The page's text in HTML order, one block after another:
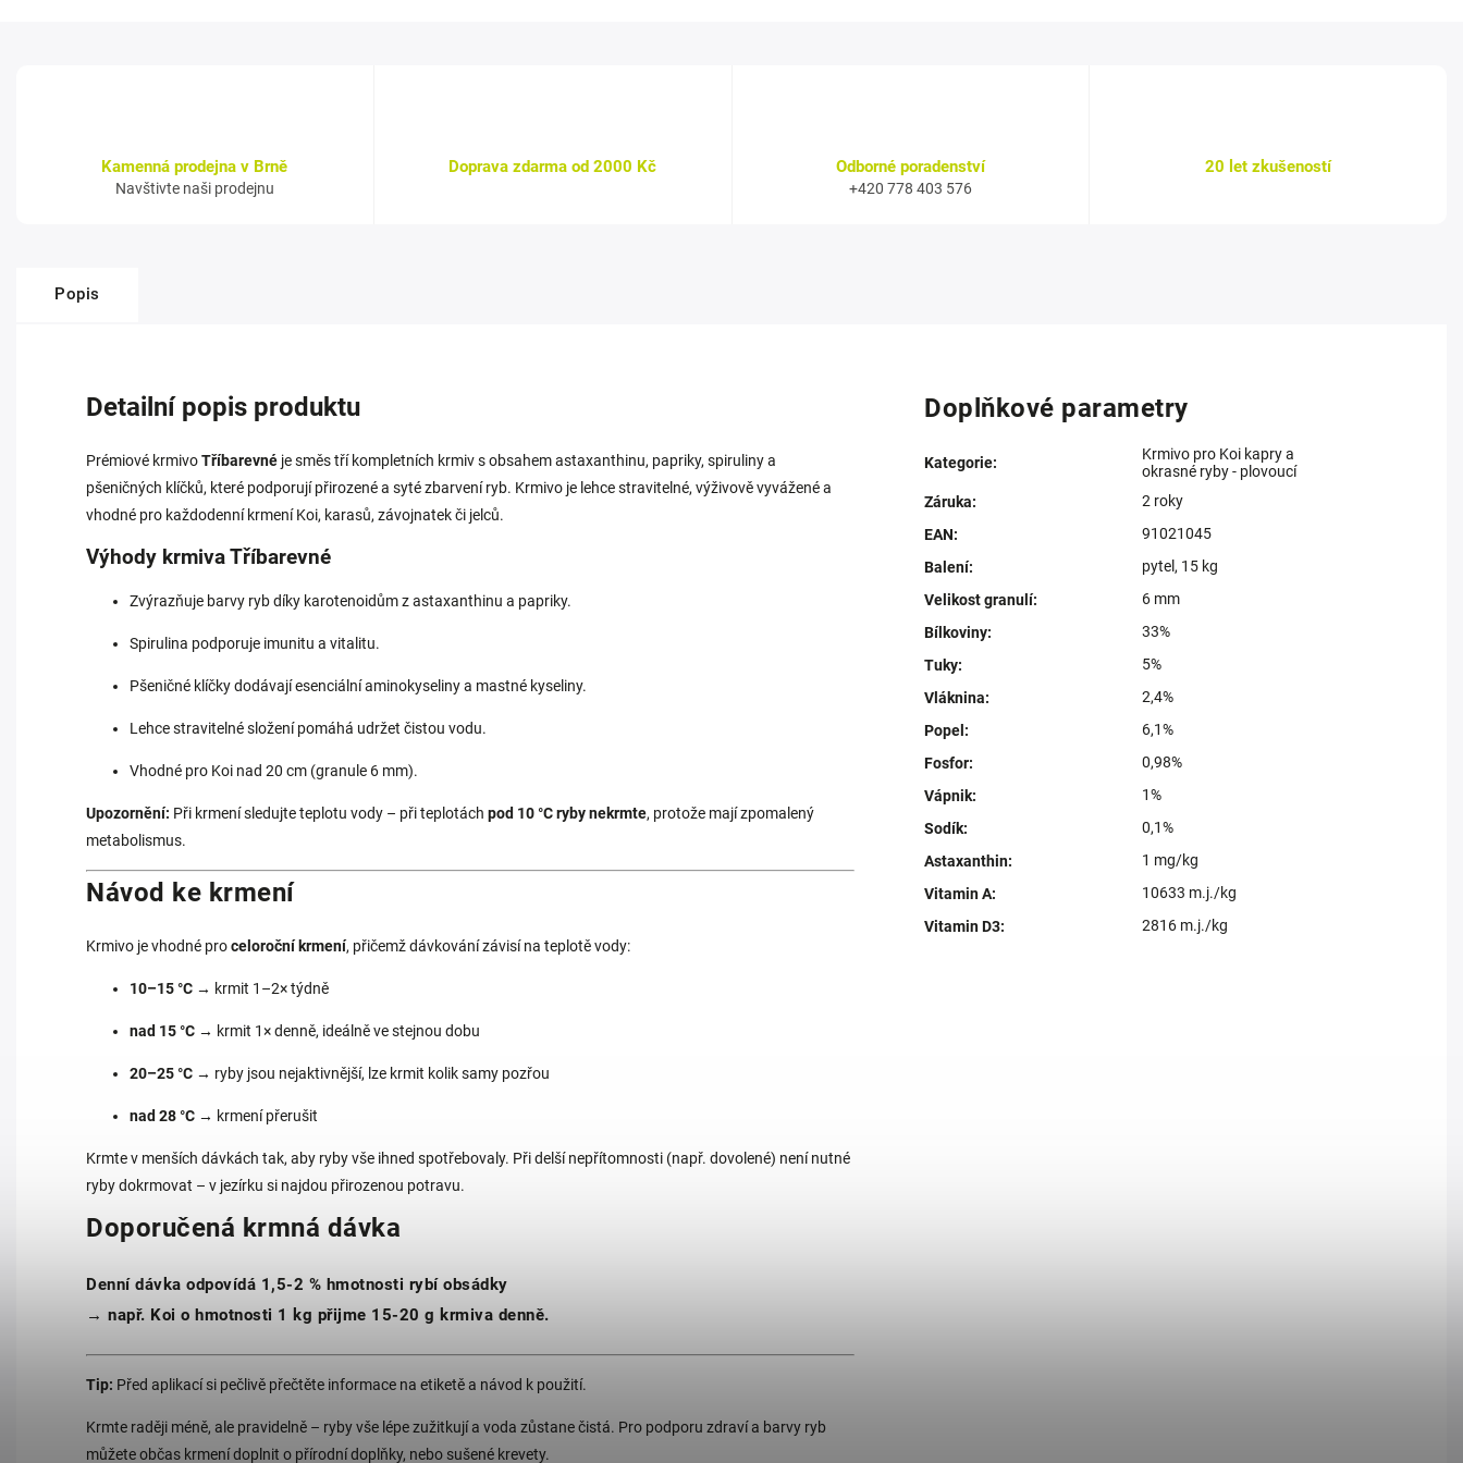
Kamenná prodejna v Brně
Navštivte naši prodejnu
Doprava zdarma od 2000 Kč Odborné poradenství
+420 778 403 576
20 let zkušeností
Popis
Detailní popis produktu
Prémiové krmivoTříbarevné je směs tří kompletních krmiv s obsahem astaxanthinu, papriky, spiruliny a
pšeničných klíčků, které podporují přirozené a syté zbarvení ryb. Krmivo je lehce stravitelné, výživově vyvážené a
vhodné pro každodenní krmení Koi, karasů, závojnatek či jelců.
Výhody krmiva Tříbarevné
Zvýrazňuje barvy ryb díky karotenoidům z astaxanthinu a papriky.
Spirulina podporuje imunitu a vitalitu.
Pšeničné klíčky dodávají esenciální aminokyseliny a mastné kyseliny.
Lehce stravitelné složení pomáhá udržet čistou vodu.
Vhodné pro Koi nad 20 cm (granule 6 mm).
Upozornění: Při krmení sledujte teplotu vody – při teplotách pod 10 °C ryby nekrmte, protože mají zpomalený
metabolismus.
Návod ke krmení
Krmivo je vhodné proceloroční krmení, přičemž dávkování závisí na teplotě vody:
10–15 °C → krmit 1–2× týdně
nad 15 °C → krmit 1× denně, ideálně ve stejnou dobu
20–25 °C → ryby jsou nejaktivnější, lze krmit kolik samy pozřou
nad 28 °C → krmení přerušit
Krmte v menších dávkách tak, aby ryby vše ihned spotřebovaly. Při delší nepřítomnosti (např. dovolené) není nutné
ryby dokrmovat – v jezírku si najdou přirozenou potravu.
Doporučená krmná dávka
Denní dávka odpovídá 1,5-2 % hmotnosti rybí obsádky
→ např. Koi o hmotnosti 1 kg přijme 15-20 g krmiva denně.
Tip: Před aplikací si pečlivě přečtěte informace na etiketě a návod k použití.
Krmte raději méně, ale pravidelně – ryby vše lépe zužitkují a voda zůstane čistá. Pro podporu zdraví a barvy ryb
můžete občas krmení doplnit o přírodní doplňky, nebo sušené krevety.
Doplňkové parametry
Kategorie:
Krmivo pro Koi kapry a
okrasné ryby - plovoucí
Záruka:
2 roky
EAN:
91021045
Balení:
pytel, 15 kg
Velikost granulí:
6 mm
Bílkoviny:
33%
Tuky:
5%
Vláknina:
2,4%
Popel :
6,1%
Fosfor:
0,98%
Vápnik:
1%
Sodík:
0,1%
Astaxanthin:
1 mg/kg
Vitamin A:
10633 m.j./kg
Vitamin D3: 2816 m.j./kg